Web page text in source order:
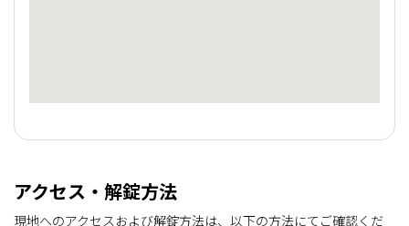
アクセス・解錠方法
現地へのアクセスおよび解錠方法は、以下の方法にてご確認くだ